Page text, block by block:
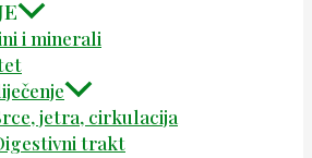
i minerali
jetra, cirkulacija
trakt